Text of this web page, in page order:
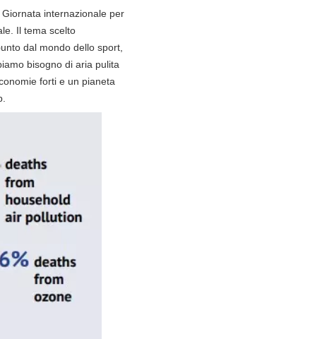
internazionale per
Il tema scelto
dal mondo dello sport,
bisogno di aria pulita
forti e un pianeta